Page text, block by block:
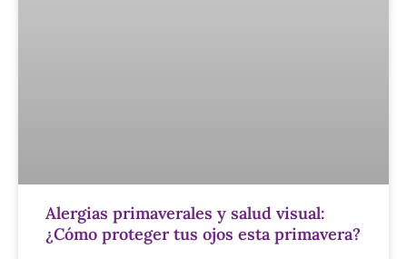
Alergias primaverales y salud visual:
¿Cómo proteger tus ojos esta primavera?